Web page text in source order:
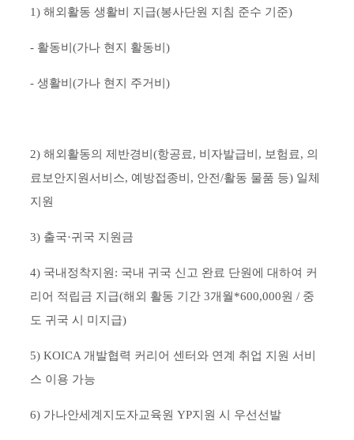
1) 해외활동 생활비 지급(봉사단원 지침 준수 기준)
- 활동비(가나 현지 활동비)
- 생활비(가나 현지 주거비)
2) 해외활동의 제반경비(항공료, 비자발급비, 보험료, 의
료보안지원서비스, 예방접종비, 안전/활동 물품 등) 일체
지원
3) 출국·귀국 지원금
4) 국내정착지원: 국내 귀국 신고 완료 단원에 대하여 커
리어 적립금 지급(해외 활동 기간 3개월*600,000원 / 중
도 귀국 시 미지급)
5) KOICA 개발협력 커리어 센터와 연계 취업 지원 서비
스 이용 가능
6) 가나안세계지도자교육원 YP지원 시 우선선발